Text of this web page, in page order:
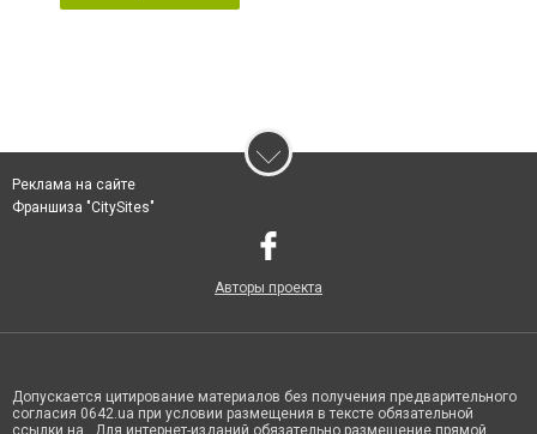
Реклама на сайте
Франшиза "CitySites"
Авторы проекта
Допускается цитирование материалов без получения предварительного
согласия 0642.ua при условии размещения в тексте обязательной
ссылки на . Для интернет-изданий обязательно размещение прямой,